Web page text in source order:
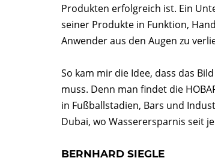
Produkten erfolgreich ist. Ein
seiner Produkte in Funktion,
Anwender aus den Augen zu
So kam mir die Idee, dass das
muss. Denn man findet die
in Fußballstadien, Bars und
Dubai, wo Wasserersparnis seit
BERNHARD SIEGLE